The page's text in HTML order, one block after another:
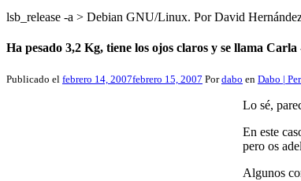
lsb_release -a > Debian GNU/Linux. Por David
Ha pesado 3,2 Kg, tiene los ojos claros y se llama Carla
Publicado el febrero 14, 2007febrero 15, 2007 Pordabo en Dabo |
Lo sé,
En este
pero os
Algunos